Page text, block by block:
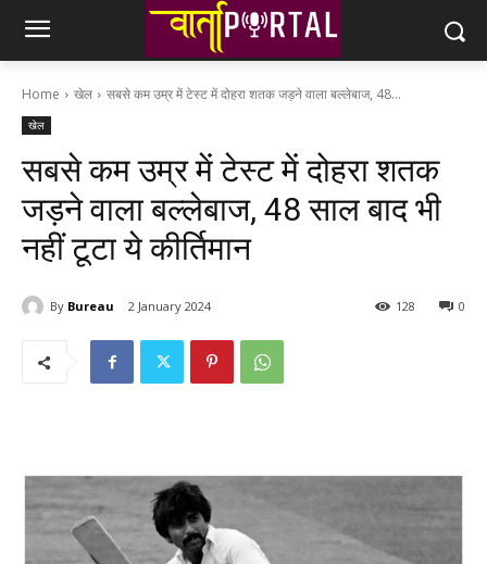
Home खेल सबसे कम उम्र में टेस्ट में दोहरा शतक जड़ने वाला बल्लेबाज, 48...
खेल
सबसे कम उम्र में टेस्ट में दोहरा शतक
जड़ने वाला बल्लेबाज, 48 साल बाद भी
नहीं टूटा ये कीर्तिमान
By Bureau 2 January 2024 0
128